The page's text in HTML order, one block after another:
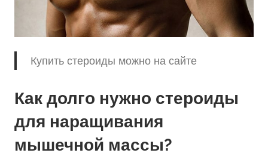
Купить стероиды можно на сайте
Как долго нужно стероиды
для наращивания
мышечной массы?